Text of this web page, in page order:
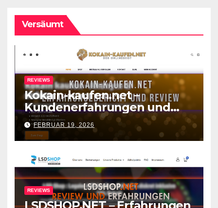
Versäumt
REVIEWS
Kokain-kaufen.net –
Kundenerfahrungen und
Review zum Shop
FEBRUAR 19, 2026
REVIEWS
LSDSHOP.NET – Erfahrungen